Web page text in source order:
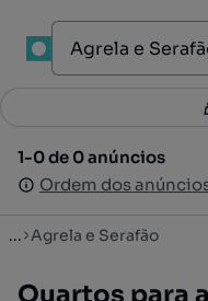
1-0 de 0 anúncios
Ordem dos
1-0 de 0 anúncios
Ordem dos
... Agrela e Serafão